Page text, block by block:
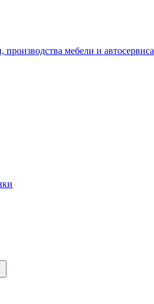
мебели и автосервиса